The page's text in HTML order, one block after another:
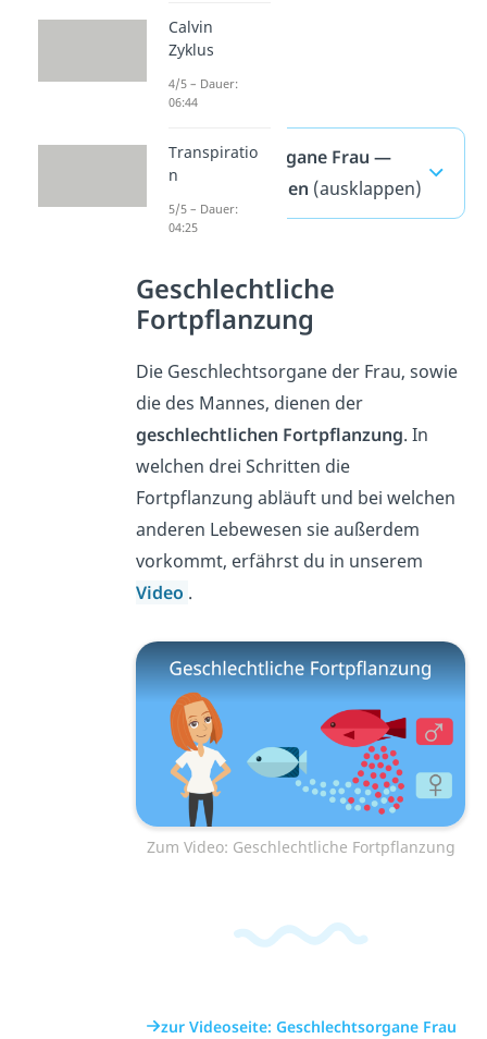
Geschlechtsorgane Frau —
häufigste Fragen (ausklappen)
Geschlechtliche
Fortpflanzung
Die Geschlechtsorgane der Frau, sowie
die des Mannes, dienen der
geschlechtlichen Fortpflanzung. In
welchen drei Schritten die
Fortpflanzung abläuft und bei welchen
anderen Lebewesen sie außerdem
vorkommt, erfährst du in unserem
Video .
Zum Video: Geschlechtliche Fortpflanzung
zur Videoseite: Geschlechtsorgane Frau
Calvin
Zyklus
4/5 – Dauer:
06:44
Transpiratio
n
5/5 – Dauer:
04:25